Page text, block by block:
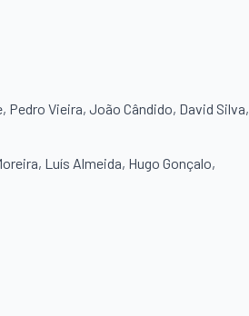
Pedro Vieira, João Cândido, David Silva,
Luís Almeida, Hugo Gonçalo,